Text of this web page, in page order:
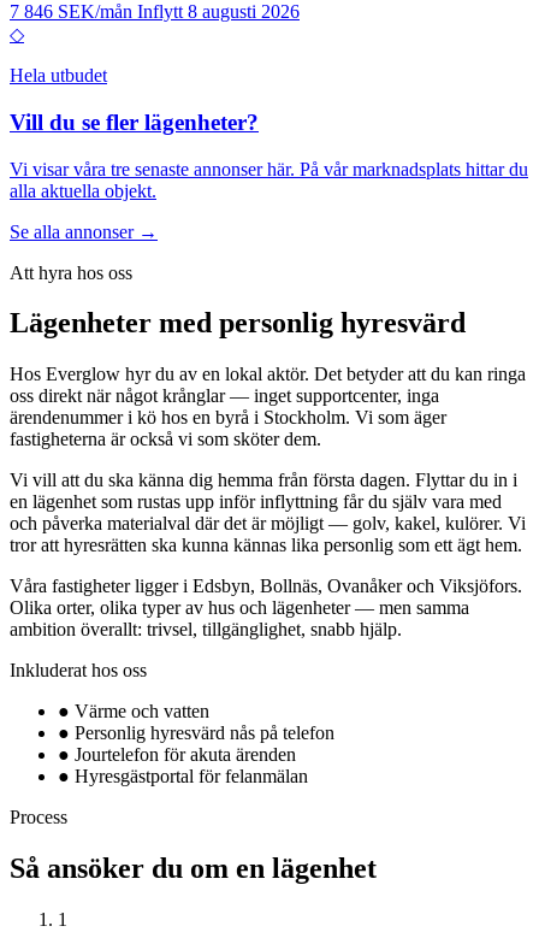
7 846 SEK/mån Inflytt 8 augusti 2026
◇
Hela utbudet
Vill du se fler lägenheter?
Vi visar våra tre senaste annonser här. På vår marknadsplats hittar du
alla aktuella objekt.
Se alla annonser →
Att hyra hos oss
Lägenheter med personlig hyresvärd
Hos Everglow hyr du av en lokal aktör. Det betyder att du kan ringa
oss direkt när något krånglar — inget supportcenter, inga
ärendenummer i kö hos en byrå i Stockholm. Vi som äger
fastigheterna är också vi som sköter dem.
Vi vill att du ska känna dig hemma från första dagen. Flyttar du in i
en lägenhet som rustas upp inför inflyttning får du själv vara med
och påverka materialval där det är möjligt — golv, kakel, kulörer. Vi
tror att hyresrätten ska kunna kännas lika personlig som ett ägt hem.
Våra fastigheter ligger i Edsbyn, Bollnäs, Ovanåker och Viksjöfors.
Olika orter, olika typer av hus och lägenheter — men samma
ambition överallt: trivsel, tillgänglighet, snabb hjälp.
Inkluderat hos oss
● Värme och vatten
● Personlig hyresvärd nås på telefon
● Jourtelefon för akuta ärenden
● Hyresgästportal för felanmälan
Process
Så ansöker du om en lägenhet
1